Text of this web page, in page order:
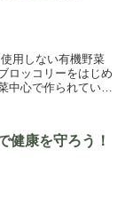
用しない有機野菜
ロッコリーをはじめ
中心で作られていま
健康を守ろう！